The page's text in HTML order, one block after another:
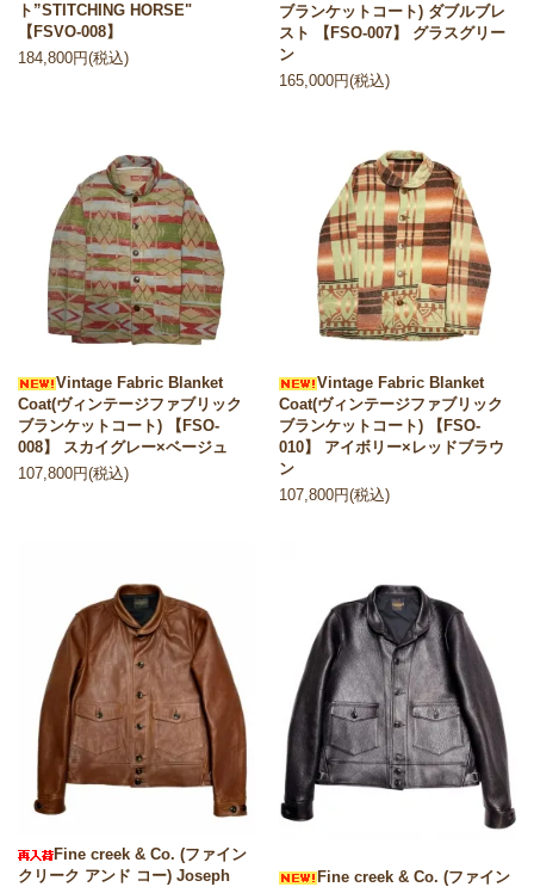
ト”STITCHING HORSE"
【FSVO-008】
184,800円(税込)
ブランケットコート) ダブルブレ
スト 【FSO-007】 グラスグリー
ン
165,000円(税込)
Vintage Fabric Blanket
Coat(ヴィンテージファブリック
ブランケットコート) 【FSO-
008】 スカイグレー×ベージュ
107,800円(税込)
Vintage Fabric Blanket
Coat(ヴィンテージファブリック
ブランケットコート) 【FSO-
010】 アイボリー×レッドブラウ
ン
107,800円(税込)
Fine creek & Co. (ファイン
クリーク アンド コー) Joseph
Fine creek & Co. (ファイン